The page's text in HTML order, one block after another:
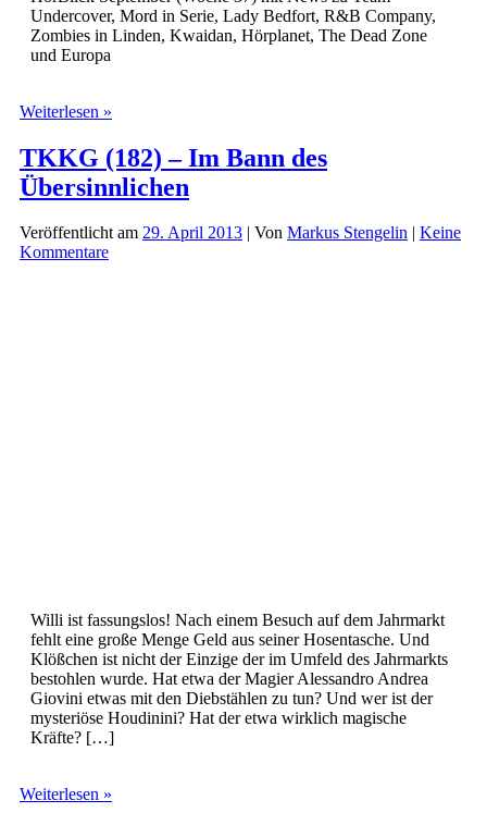
Undercover, Mord in Serie, Lady Bedfort, R&B Company,
Zombies in Linden, Kwaidan, Hörplanet, The Dead Zone
und Europa
Weiterlesen »
(Woche
37)
TKKG (182) – Im Bann des
Übersinnlichen
Veröffentlicht am 29. April 2013 | Von Markus Stengelin | Keine
Kommentare
Willi ist fassungslos! Nach einem Besuch auf dem Jahrmarkt
fehlt eine große Menge Geld aus seiner Hosentasche. Und
Klößchen ist nicht der Einzige der im Umfeld des Jahrmarkts
bestohlen wurde. Hat etwa der Magier Alessandro Andrea
Giovini etwas mit den Diebstählen zu tun? Und wer ist der
mysteriöse Houdinini? Hat der etwa wirklich magische
Kräfte? […]
Weiterlesen »